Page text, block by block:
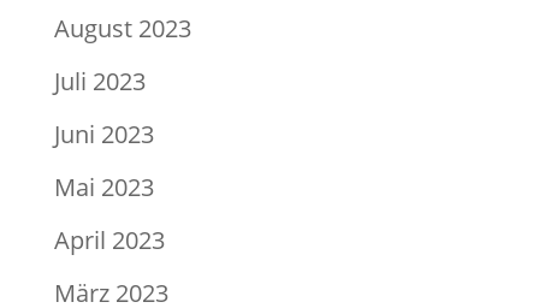
August 2023
Juli 2023
Juni 2023
Mai 2023
April 2023
März 2023